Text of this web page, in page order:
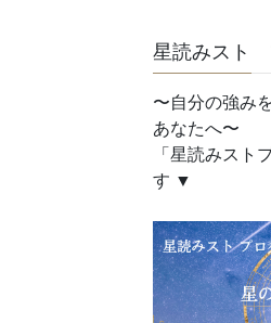
星読みスト
〜自分の強み
あなたへ〜
「星読みスト
す ▼